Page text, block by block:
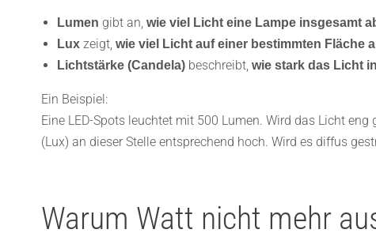
Lumen gibt an, wie viel Licht eine Lampe insgesamt
Luxzeigt, wie viel Licht auf einer bestimmten Fläche
Lichtstärke (Candela)beschreibt, wie stark das Licht
Ein Beispiel:
Eine LED-Spots leuchtet mit 500 Lumen. Wird das Licht
(Lux) an dieser Stelle entsprechend hoch. Wird es diffus
Warum Watt nicht mehr